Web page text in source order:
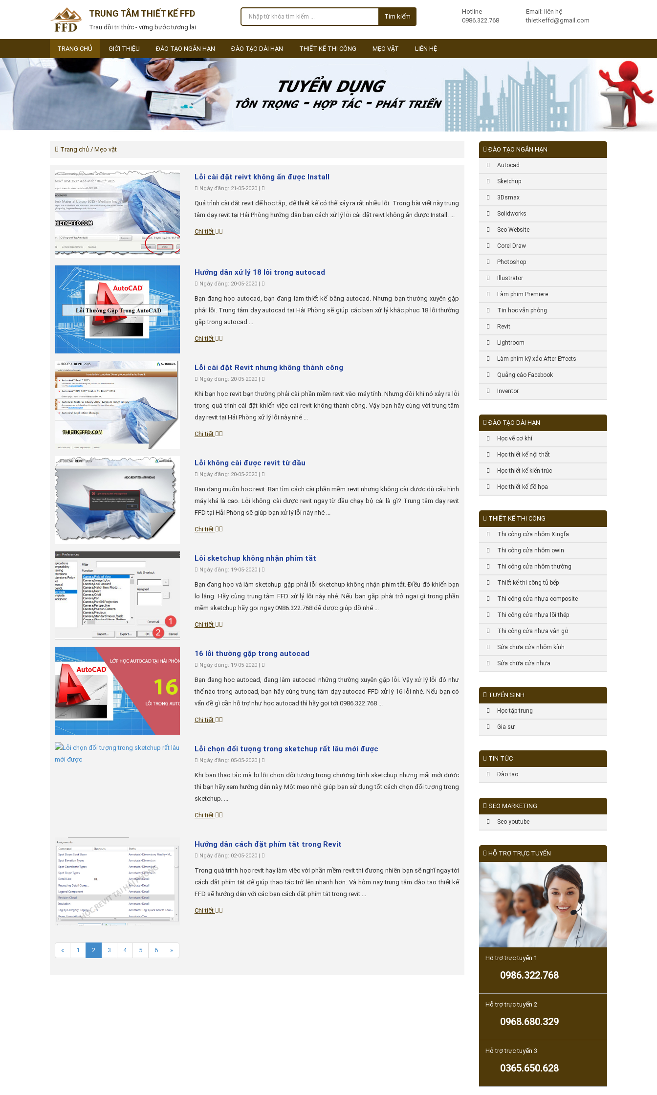
TRUNG TÂM THIẾT KẾ FFD
Trau dồi tri thức - vững bước tương lai
Tìm kiếm
Email: liên hệ
thietkeffd@gmail.com
Hotline
0986.322.768
TRANG CHỦ GIỚI THIỆU ĐÀO TẠO NGẮN HẠN ĐÀO TẠO DÀI HẠN THIẾT KẾ THI CÔNG MẸO VẶT LIÊN HỆ
Trang chủ / Mẹo vặt
Lỗi cài đặt reivt không ấn được Install
Ngày đăng: 21-05-2020 |
Quá trình cài đặt revit để học tập, để thiết kế có thể xảy ra rất nhiều lỗi. Trong bài viết này trung
tâm dạy revit tại Hải Phòng hướng dẫn bạn cách xử lý lỗi cài đặt reivt không ấn được Install. ...
Chi tiết
Hướng dẫn xử lý 18 lỗi trong autocad
Ngày đăng: 20-05-2020 |
Bạn đang học autocad, bạn đang làm thiết kế bằng autocad. Nhưng bạn thường xuyên gặp
phải lỗi. Trung tâm dạy autocad tại Hải Phòng sẽ giúp các bạn xử lý khắc phục 18 lỗi thường
gặp trong autocad ...
Chi tiết
Lỗi cài đặt Revit nhưng không thành công
Ngày đăng: 20-05-2020 |
Khi bạn học revit bạn thường phải cài phần mềm revit vào máy tính. Nhưng đôi khi nó xảy ra lỗi
trong quá trình cài đặt khiến việc cài revit không thành công. Vậy bạn hãy cùng với trung tâm
dạy revit tại Hải Phòng xử lý lỗi này nhé ...
Chi tiết
Lỗi không cài được revit từ đầu
Ngày đăng: 20-05-2020 |
Bạn đang muốn học revit. Bạn tìm cách cài phần mềm revit nhưng không cài được dù cấu hình
máy khá là cao. Lỗi không cài được revit ngay từ đầu chạy bộ cài là gì? Trung tâm dạy revit
FFD tại Hải Phòng sẽ giúp bạn xử lý lỗi này nhé ...
Chi tiết
Lỗi sketchup không nhận phím tắt
Ngày đăng: 19-05-2020 |
Bạn đang học và làm sketchup gặp phải lỗi sketchup không nhận phím tắt. Điều đó khiến bạn
lo lắng. Hãy cùng trung tâm FFD xử lý lỗi này nhé. Nếu bạn gặp phải trở ngại gì trong phần
mềm sketchup hãy gọi ngay 0986.322.768 để được giúp đỡ nhé ...
Chi tiết
16 lỗi thường gặp trong autocad
Ngày đăng: 19-05-2020 |
Bạn đang học autocad, đang làm autocad những thường xuyên gặp lỗi. Vậy xử lý lỗi đó như
thế nào trong autocad, bạn hãy cùng trung tâm dạy autocad FFD xử lý 16 lỗi nhé. Nếu bạn có
vấn đề gì cần hỗ trợ như học autocad thì hãy gọi tới 0986.322.768 ...
Chi tiết
Lỗi chọn đối tượng trong sketchup rất lâu mới được
Ngày đăng: 05-05-2020 |
Khi bạn thao tác mà bị lỗi chọn đối tượng trong chương trình sketchup nhưng mãi mới được
thì bạn hãy xem hướng dẫn này. Một mẹo nhỏ giúp bạn sử dụng tốt cách chọn đối tượng trong
sketchup. ...
Chi tiết
Hướng dẫn cách đặt phím tắt trong Revit
Ngày đăng: 02-05-2020 |
Trong quá trình học revit hay làm việc với phần mềm revit thì đương nhiên bạn sẽ nghĩ ngay tới
cách đặt phím tắt để giúp thao tác trở lên nhanh hơn. Và hôm nay trung tâm đào tạo thiết kế
FFD sẽ hướng dẫn với các bạn cách đặt phím tắt trong revit ...
Chi tiết
« 1 2 3 4 5 6 »
ĐÀO TẠO NGẮN HẠN
Autocad
Sketchup
3Dsmax
Solidworks
Seo Website
Corel Draw
Photoshop
Illustrator
Làm phim Premiere
Tin học văn phòng
Revit
Lightroom
Làm phim kỹ xảo After Effects
Quảng cáo Facebook
Inventor
ĐÀO TẠO DÀI HẠN
Học vẽ cơ khí
Học thiết kế nội thất
Học thiết kế kiến trúc
Học thiết kế đồ họa
THIẾT KẾ THI CÔNG
Thi công cửa nhôm Xingfa
Thi công cửa nhôm owin
Thi công cửa nhôm thường
Thiết kế thi công tủ bếp
Thi công cửa nhựa composite
Thi công cửa nhựa lõi thép
Thi công cửa nhựa vân gỗ
Sửa chữa cửa nhôm kính
Sửa chữa cửa nhựa
TUYỂN SINH
Học tập trung
Gia sư
TIN TỨC
Đào tạo
SEO MARKETING
Seo youtube
HỖ TRỢ TRỰC TUYẾN
Hỗ trợ trực tuyến 1
0986.322.768
Hỗ trợ trực tuyến 2
0968.680.329
Hỗ trợ trực tuyến 3
0365.650.628